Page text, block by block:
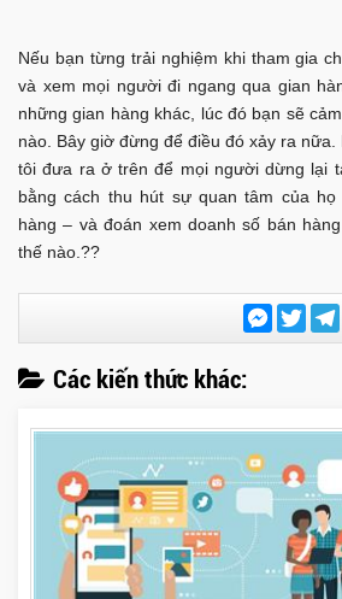
Nếu bạn từng trải nghiệm khi tham gia
và xem mọi người đi ngang qua gian
những gian hàng khác, lúc đó bạn sẽ
nào. Bây giờ đừng để điều đó xảy ra
tôi đưa ra ở trên để mọi người dừng lại
bằng cách thu hút sự quan tâm của
hàng – và đoán xem doanh số bán
thế nào.??
Các kiến thức khác: